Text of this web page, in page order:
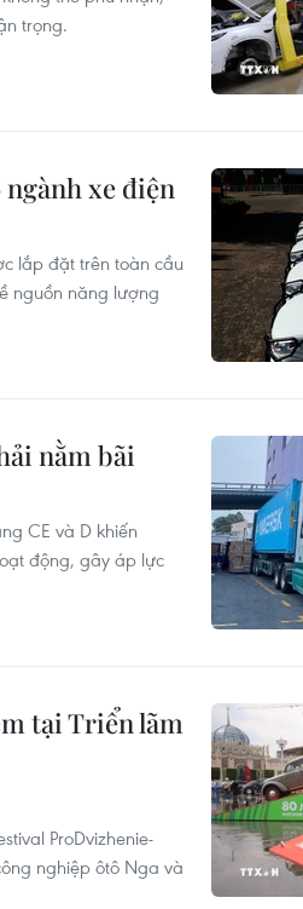
trọng.
xe điện
lắp đặt trên toàn cầu
nguồn năng lượng
nằm bãi
CE và D khiến
động, gây áp lực
tại Triển lãm
ProDvizhenie-
nghiệp ôtô Nga và